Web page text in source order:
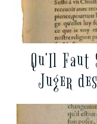
Qu’Il Faut
Juger